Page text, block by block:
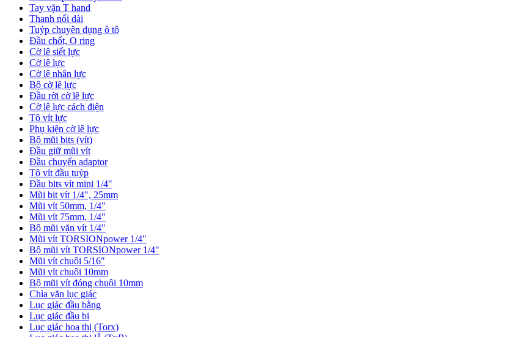
Tay vặn T hand
Thanh nối dài
Tuýp chuyên dụng ô tô
Đầu chốt, O ring
Cờ lê siết lực
Cờ lê lực
Cờ lê nhân lực
Bộ cờ lê lực
Đầu rời cờ lê lực
Cờ lê lực cách điện
Tô vít lực
Phụ kiện cờ lê lực
Bộ mũi bits (vít)
Đầu giữ mũi vít
Đầu chuyển adaptor
Tô vít đầu tuýp
Đầu bits vít mini 1/4"
Mũi bit vít 1/4", 25mm
Mũi vít 50mm, 1/4"
Mũi vít 75mm, 1/4"
Bộ mũi vặn vít 1/4"
Mũi vít TORSIONpower 1/4"
Bộ mũi vít TORSIONpower 1/4"
Mũi vít chuôi 5/16"
Mũi vít chuôi 10mm
Bộ mũi vít đóng chuôi 10mm
Chìa vặn lục giác
Lục giác đầu bằng
Lục giác đầu bi
Lục giác hoa thị (Torx)